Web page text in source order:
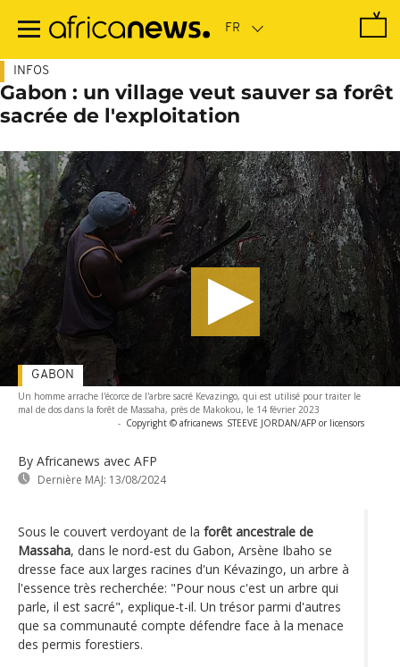
contenu
INFOS
Gabon : un village veut sauver sa forêt
sacrée de l'exploitation
Un homme arrache l'écorce de l'arbre sacré Kevazingo, qui est utilisé pour traiter le
mal de dos dans la forêt de Massaha, près de Makokou, le 14 février 2023
- Copyright © africanews STEEVE JORDAN/AFP or licensors
By Africanews avec AFP
Dernière MAJ: 13/08/2024
GABON
Sous le couvert verdoyant de la forêt ancestrale de
Massaha, dans le nord-est du Gabon, Arsène Ibaho se
dresse face aux larges racines d'un Kévazingo, un arbre à
l'essence très recherchée: "Pour nous c'est un arbre qui
parle, il est sacré", explique-t-il. Un trésor parmi d'autres
que sa communauté compte défendre face à la menace
des permis forestiers.